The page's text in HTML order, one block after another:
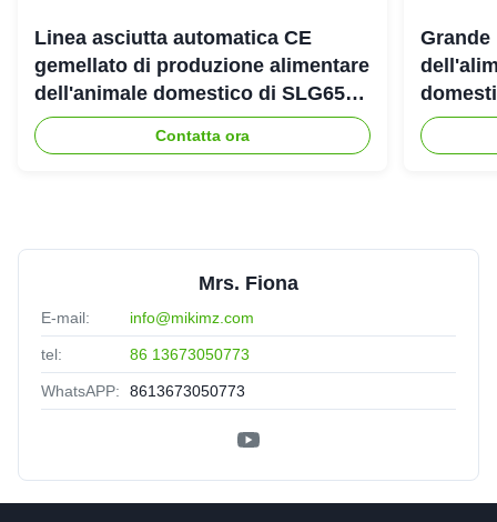
Linea asciutta automatica CE
gemellato di produzione alimentare
dell'animale domestico di SLG65
SLG70 dell'estrusore a vite di
parallelo
Contatta ora
Grande
Mrs. Fiona
E-mail: info@mikimz.com
tel: 86 13673050773
WhatsAPP: 8613673050773